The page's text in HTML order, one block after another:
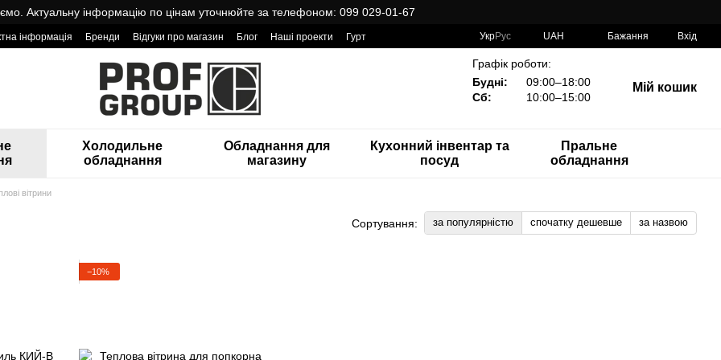
Актуальну інформацію по цінам уточнюйте за телефоном: 099 029-01-67
інформація Бренди Відгуки про магазин Блог Наші проекти
Гурт
УкрРус UAH Бажання Вхід
Графік роботи:
Будні:
09:00–18:00
Сб:
10:00–15:00
Мій кошик
Холодильне
обладнання
Обладнання для
магазину
Кухонний інвентар та
посуд
Пральне
обладнання
вітрини
Сортування: за популярністю спочатку дешевше за назвою
−10%